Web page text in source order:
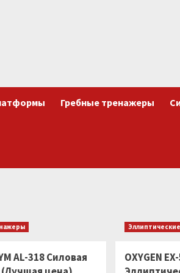
Гребные тренажеры
AL-318 Силовая
OXYGEN